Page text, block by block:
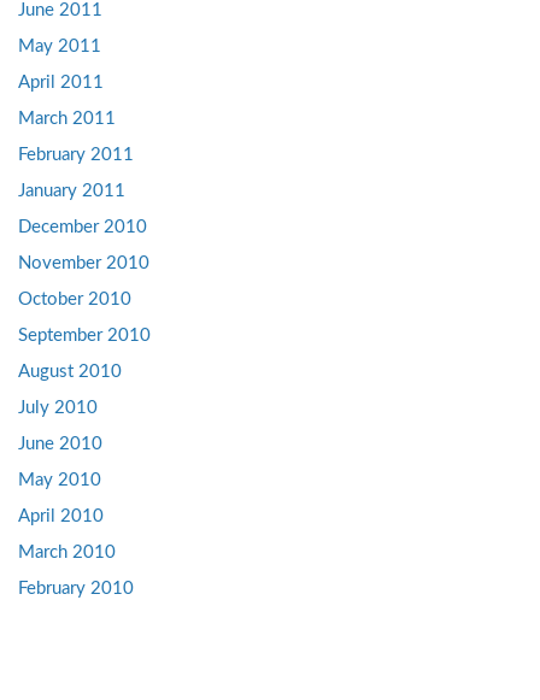
June 2011
May 2011
April 2011
March 2011
February 2011
January 2011
December 2010
November 2010
October 2010
September 2010
August 2010
July 2010
June 2010
May 2010
April 2010
March 2010
February 2010